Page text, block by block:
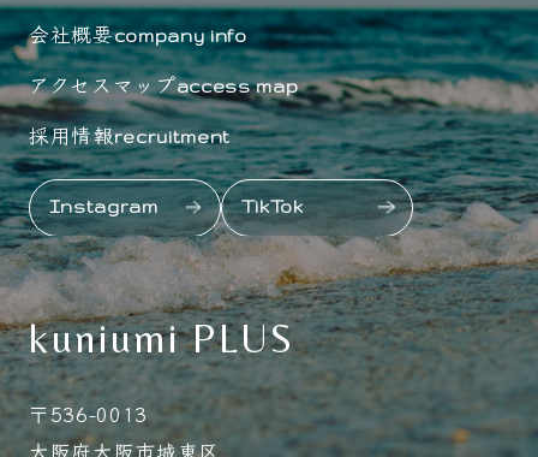
会社概要company info
アクセスマップaccess map
採用情報recruitment
Instagram TikTok
kuniumi PLUS
〒536-0013
大阪府大阪市城東区